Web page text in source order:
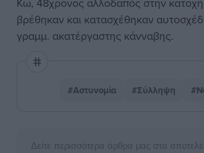
βρέθηκαν και κατασχέθηκαν
γραμμ. ακατέργαστης κάνναβης.
#Αστυνομία #Σύλληψη
Δείτε περισσότερα άρθρα μας στα